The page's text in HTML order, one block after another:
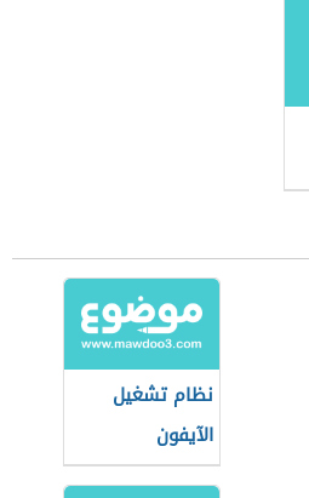
نظام تشغيل
الآيفون